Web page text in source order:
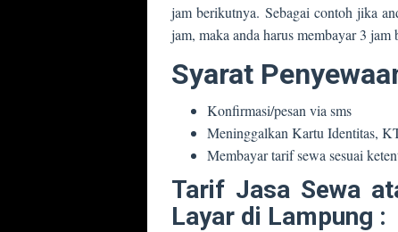
jam berikutnya. Sebagai contoh jika
jam, maka anda harus membayar 3 jam
Syarat
Konfirmasi/pesan via sms
Meninggalkan Kartu Identitas,
Membayar tarif sewa sesuai
Tarif Jasa Sewa
Layar di Lampung :